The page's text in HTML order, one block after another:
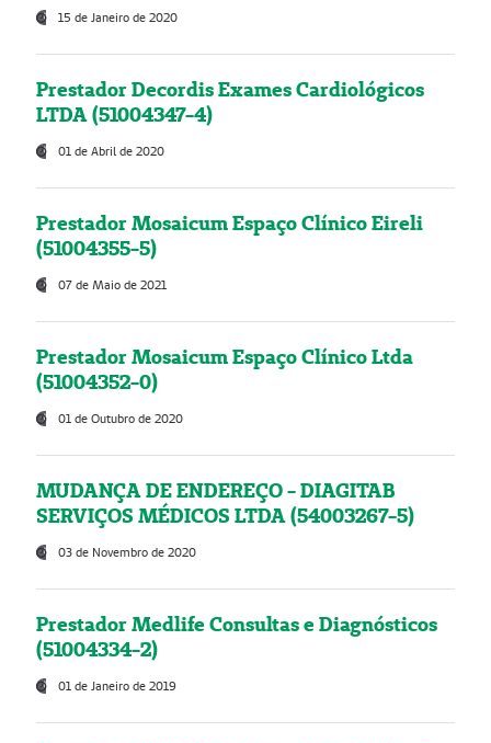
15 de Janeiro de 2020
Prestador Decordis Exames Cardiológicos
LTDA (51004347-4)
01 de Abril de 2020
Prestador Mosaicum Espaço Clínico Eireli
(51004355-5)
07 de Maio de 2021
Prestador Mosaicum Espaço Clínico Ltda
(51004352-0)
01 de Outubro de 2020
MUDANÇA DE ENDEREÇO - DIAGITAB
SERVIÇOS MÉDICOS LTDA (54003267-5)
03 de Novembro de 2020
Prestador Medlife Consultas e Diagnósticos
(51004334-2)
01 de Janeiro de 2019